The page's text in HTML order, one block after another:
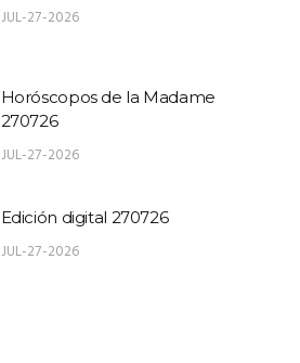
JUL-27-2026
Horóscopos de la Madame
270726
JUL-27-2026
Edición digital 270726
JUL-27-2026